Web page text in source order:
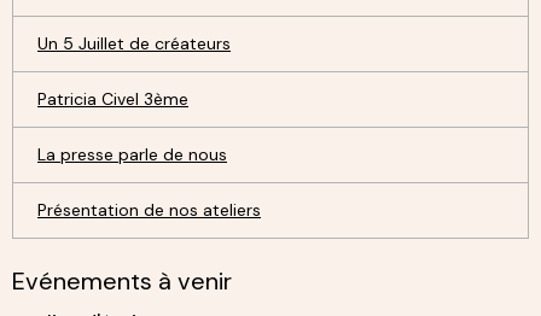
Un 5 Juillet de créateurs
Patricia Civel 3ème
La presse parle de nous
Présentation de nos ateliers
Evénements à venir